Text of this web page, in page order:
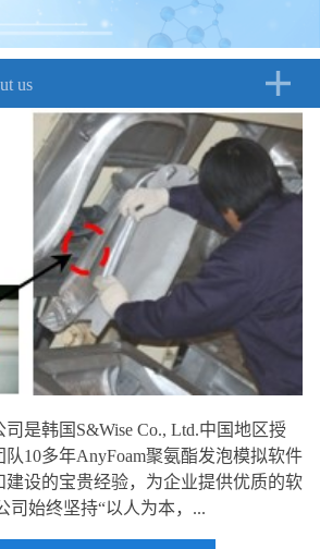
us
司是韩国S&Wise Co., Ltd.中国地区授
10多年AnyFoam聚氨酯发泡模拟软件
建设的宝贵经验，为企业提供优质的软
司始终坚持“以人为本，...